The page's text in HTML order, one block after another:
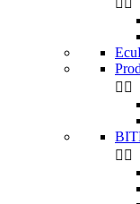
 
 
 